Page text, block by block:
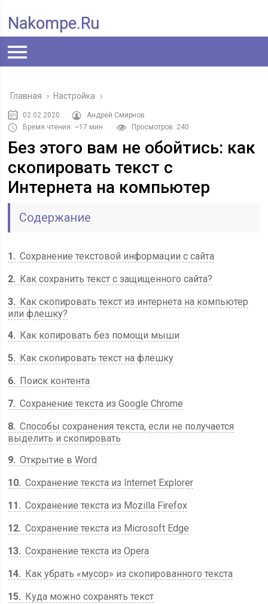
Nakompe.ru
Главная › Настройка ›
02.02.2020
Андрей Смирнов
Время чтения: ~17 мин.
Просмотров: 240
Без этого вам не обойтись: как
скопировать текст с
Интернета на компьютер
Содержание
1
Сохранение текстовой информации с сайта
2
Как сохранить текст с защищенного сайта?
3
Как скопировать текст из интернета на компьютер
или флешку?
4
Как копировать без помощи мыши
5
Как скопировать текст на флешку
6
Поиск контента
7 Сохранение текста из Google Chrome
8 Способы сохранения текста, если не получается
выделить и скопировать
9 Открытие в Word
10 Сохранение текста из Internet Explorer
11
Сохранение текста из Mozilla Firefox
12 Сохранение текста из Microsoft Edge
13 Сохранение текста из Opera
14
Как убрать «мусор» из скопированного текста
15
Куда можно сохранять текст